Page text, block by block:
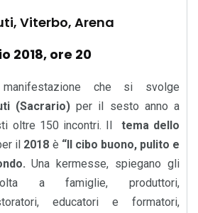
Viterbo, Arena
2018, ore 20
manifestazione che si svolge
(Sacrario)per il sesto anno a
oltre 150 incontri. Il tema dello
il 2018 è “Il cibo buono, pulito e
Una kermesse, spiegano gli
a famiglie, produttori,
educatori e formatori,